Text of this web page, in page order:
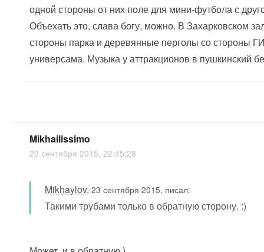
одной стороны от них поле для мини-футбола с
Объехать это, слава богу, можно. В Захарковском
стороны парка и деревянные перголы со стороны
универсама. Музыка у аттракционов в пушкинский
Mikhailissimo
29 сентября 2015, 22:45:28
Mikhaylov,23 сентября 2015, писал:
Такими трубами только в обратную сторону. :)